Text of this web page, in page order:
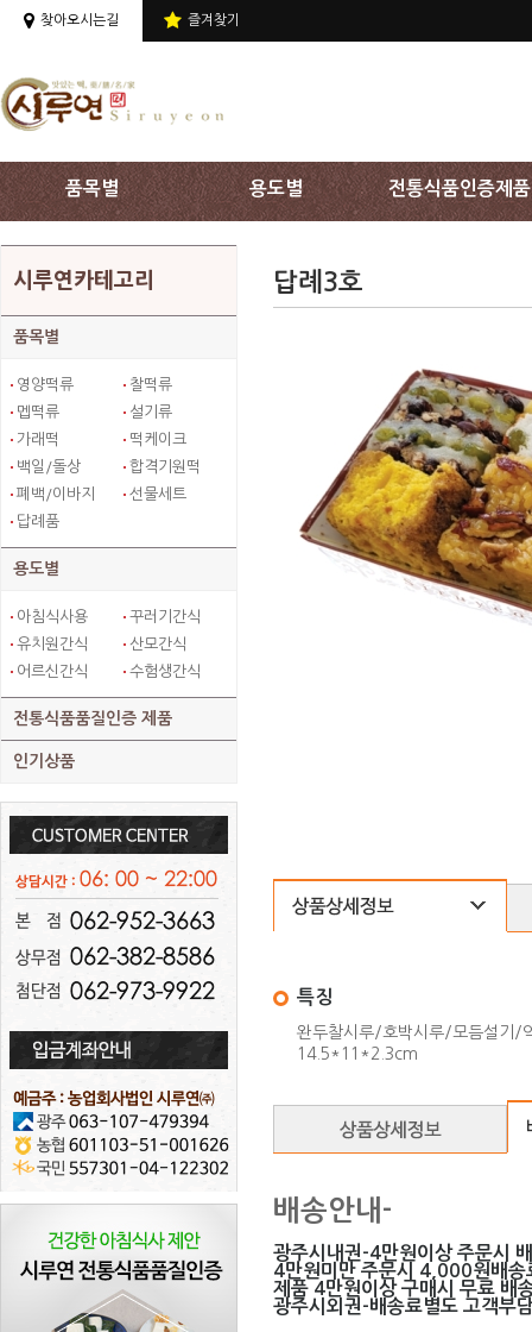
상단 주메뉴 바로가기
찾아오시는길 즐겨찾기
품목별 용도별 전통식품인증제품
시루연카테고리
품목별
영양떡류
찰떡류
멥떡류
설기류
가래떡
떡케이크
백일/돌상
합격기원떡
폐백/이바지
선물세트
답례품
용도별
아침식사용
꾸러기간식
유치원간식
산모간식
어르신간식
수험생간식
전통식품품질인증 제품
인기상품
답례3호
특징
완두찰시루/호박시루/모듬설기/
14.5*11*2.3cm
배송안내-
광주시내권-4만원이상 주문시
4만원미만 주문시 4,000원배송
제품 4만원이상 구매시 무료 배
광주시외권-배송료별도 고객부